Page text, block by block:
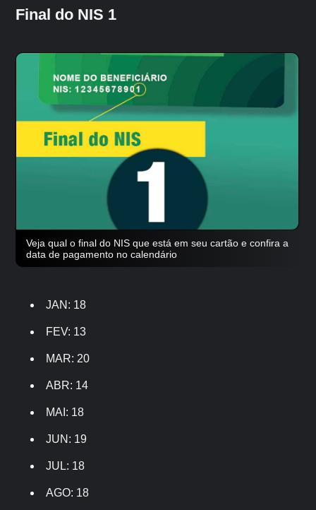
Final do NIS 1
Veja qual o final do NIS que está em seu cartão e confira a
data de pagamento no calendário
JAN: 18
FEV: 13
MAR: 20
ABR: 14
MAI: 18
JUN: 19
JUL: 18
AGO: 18